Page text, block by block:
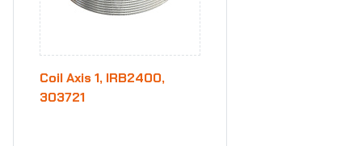
Coil Axis 1, IRB2400,
303721